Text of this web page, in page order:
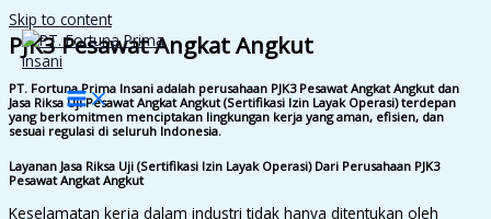
Skip to content
PJK3 Pesawat Angkat Angkut
PT. Fortuna Prima Insani adalah perusahaan PJK3 Pesawat Angkat Angkut dan
Jasa Riksa Uji Pesawat Angkat Angkut (Sertifikasi Izin Layak Operasi) terdepan
yang berkomitmen menciptakan lingkungan kerja yang aman, efisien, dan
sesuai regulasi di seluruh Indonesia.
Layanan Jasa Riksa Uji (Sertifikasi Izin Layak Operasi) Dari Perusahaan PJK3
Pesawat Angkat Angkut
Keselamatan kerja dalam industri tidak hanya ditentukan oleh